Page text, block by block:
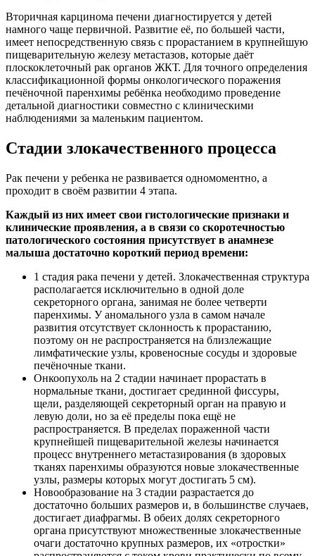
Вторичная карцинома печени диагностируется у детей
намного чаще первичной. Развитие её, по большей части,
имеет непосредственную связь с прорастанием в крупнейшую
пищеварительную железу метастазов, которые даёт
плоскоклеточный рак органов ЖКТ. Для точного определения
классификационной формы онкологического поражения
печёночной паренхимы ребёнка необходимо проведение
детальной диагностики совместно с клиническими
наблюдениями за маленьким пациентом.
Стадии злокачественного процесса
Рак печени у ребенка не развивается одномоментно, а
проходит в своём развитии 4 этапа.
Каждый из них имеет свои гистологические признаки и
клинические проявления, а в связи со скоротечностью
патологического состояния присутствует в анамнезе
малыша достаточно короткий период времени:
1 стадия рака печени у детей. Злокачественная структура
располагается исключительно в одной доле
секреторного органа, занимая не более четверти
паренхимы. У аномального узла в самом начале
развития отсутствует склонность к прорастанию,
поэтому он не распространяется на близлежащие
лимфатические узлы, кровеносные сосуды и здоровые
печёночные ткани.
Онкоопухоль на 2 стадии начинает прорастать в
нормальные ткани, достигает срединной фиссуры,
щели, разделяющей секреторный орган на правую и
левую доли, но за её пределы пока ещё не
распространяется. В пределах пораженной части
крупнейшей пищеварительной железы начинается
процесс внутреннего метастазирования (в здоровых
тканях паренхимы образуются новые злокачественные
узлы, размеры которых могут достигать 5 см).
Новообразование на 3 стадии разрастается до
достаточно больших размеров и, в большинстве случаев,
достигает диафрагмы. В обеих долях секреторного
органа присутствуют множественные злокачественные
очаги достаточно крупных размеров, их «отростки»